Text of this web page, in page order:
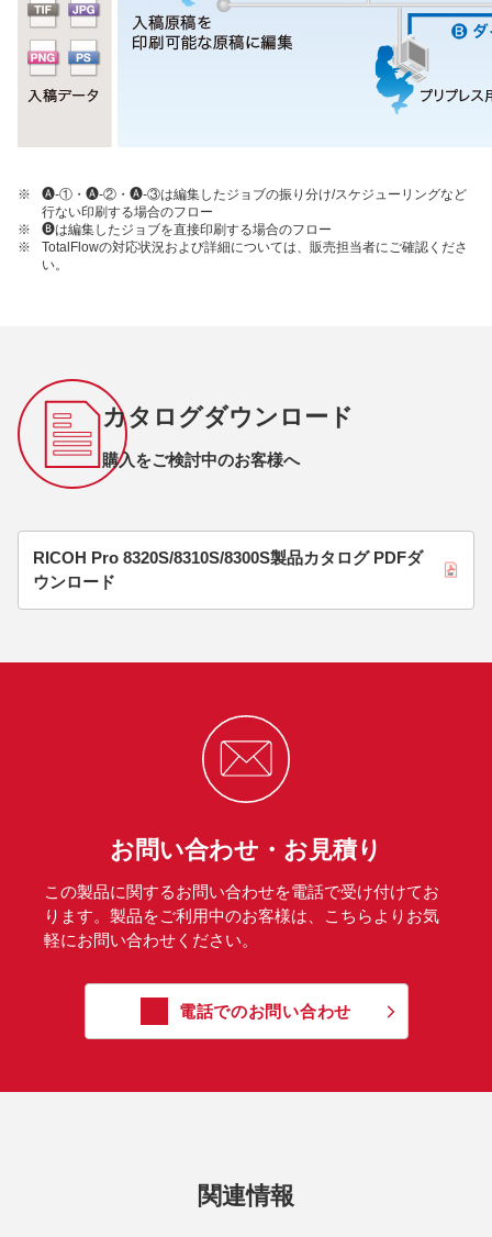
※
🅐-①・🅐-②・🅐-③は編集したジョブの振り分け/スケジューリングなど
行ない印刷する場合のフロー
※
🅑は編集したジョブを直接印刷する場合のフロー
※
TotalFlowの対応状況および詳細については、販売担当者にご確認くださ
い。
カタログダウンロード
購入をご検討中のお客様へ
RICOH Pro 8320S/8310S/8300S製品カタログ PDFダ
ウンロード
お問い合わせ・お見積り
この製品に関するお問い合わせを電話で受け付けてお
ります。製品をご利用中のお客様は、こちらよりお気
軽にお問い合わせください。
電話でのお問い合わせ
関連情報